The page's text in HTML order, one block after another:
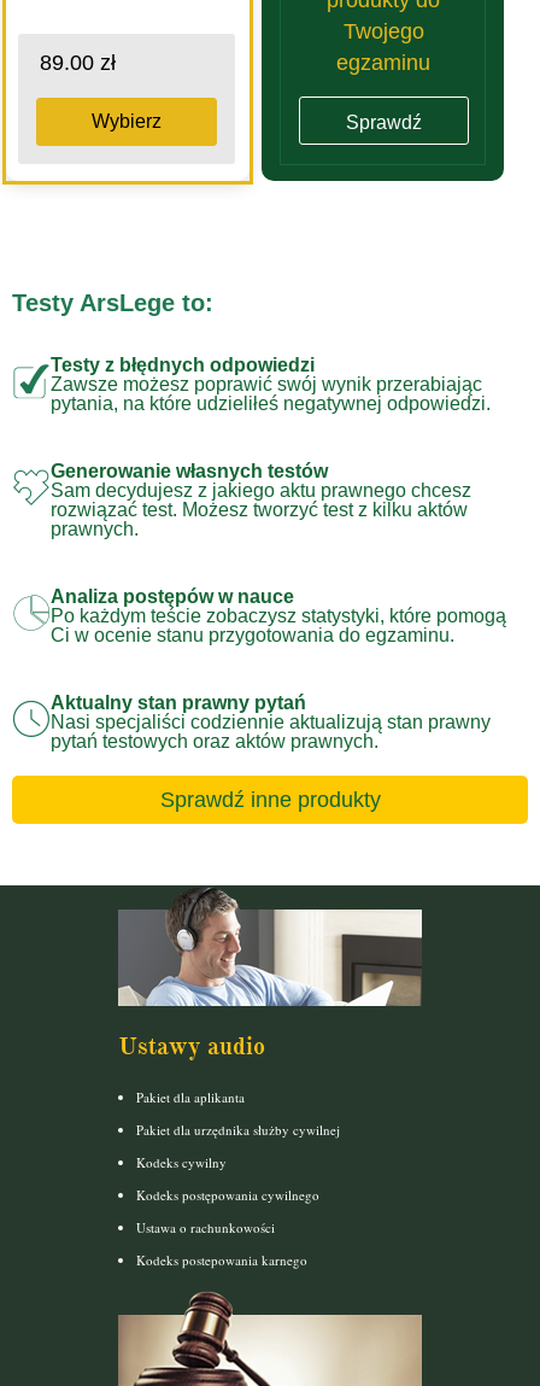
89.00 zł
Wybierz
Twojego
egzaminu
Sprawdź
Testy ArsLege to:
Testy z błędnych odpowiedzi
Zawsze możesz poprawić swój wynik przerabiając
pytania, na które udzieliłeś negatywnej odpowiedzi.
Generowanie własnych testów
Sam decydujesz z jakiego aktu prawnego chcesz
rozwiązać test. Możesz tworzyć test z kilku aktów
prawnych.
Analiza postępów w nauce
Po każdym teście zobaczysz statystyki, które pomogą
Ci w ocenie stanu przygotowania do egzaminu.
Aktualny stan prawny pytań
Nasi specjaliści codziennie aktualizują stan prawny
pytań testowych oraz aktów prawnych.
Sprawdź inne produkty
Ustawy audio
Pakiet dla aplikanta
Pakiet dla urzędnika służby cywilnej
Kodeks cywilny
Kodeks postępowania cywilnego
Ustawa o rachunkowości
Kodeks postepowania karnego